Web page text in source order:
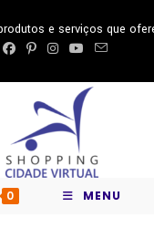
e serviços que
0 MENU